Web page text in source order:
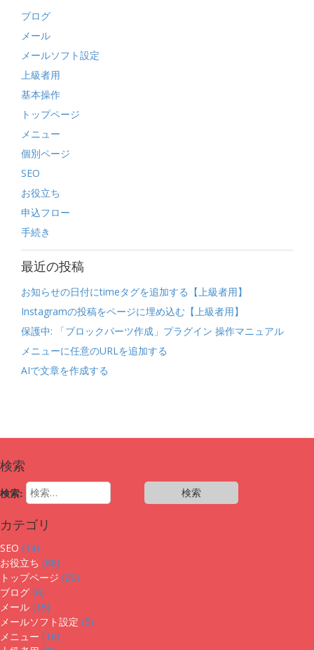
最近の投稿
お知らせの日付にtimeタグを追加する【上級者用】
Instagramの投稿をページに埋め込む【上級者用】
保護中: 「ブロックパーツ作成」プラグイン 操作マニュアル
メニューに任意のURLを追加する
AIで文章を作成する
SEO
お役立ち
トップページ
ブログ
メール
メールソフト設定
メニュー
上級者用
個別ページ
基本操作
手続き
申込フロー
検索
検索:
カテゴリ
SEO (14)
お役立ち (66)
トップページ (26)
ブログ (6)
メール (15)
メールソフト設定 (5)
メニュー (16)